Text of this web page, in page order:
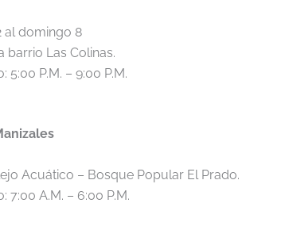
al domingo 8
barrio Las Colinas.
5:00 P.M. – 9:00 P.M.
Acuático – Bosque Popular El Prado.
7:00 A.M. – 6:00 P.M.